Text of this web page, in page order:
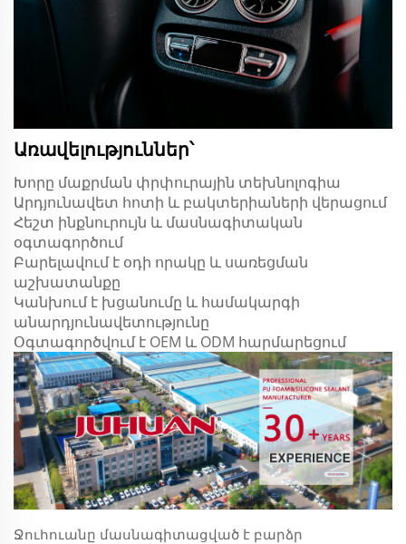
Առավելություններ՝
Խորը մաքրման փրփուրային տեխնոլոգիա
Արդյունավետ հոտի և բակտերիաների վերացում
Հեշտ ինքնուրույն և մասնագիտական
օգտագործում
Բարելավում է օդի որակը և սառեցման
աշխատանքը
Կանխում է խցանումը և համակարգի
անարդյունավետությունը
Օգտագործվում է OEM և ODM հարմարեցում
Ջուհուանը մասնագիտացված է բարձր